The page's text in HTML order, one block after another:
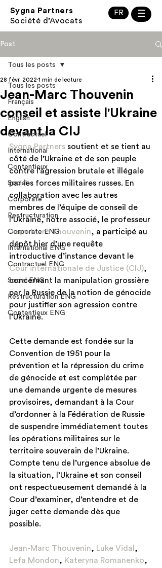
Sygna Partners
Société d’Avocats
FR ☰
Post
Tous les posts
Français
English
Contractuel
International
Contentieux
Social
Corporate
Restructuration
Corporate ENG
International ENG
Contractuel ENG
Social ENG
Restructuration ENG
Contentieux ENG
Tous les posts
Jean-Marc Thouvenin
conseil et assiste l'Ukraine
devant la CIJ
28 févr. 2022 1 min de lecture
Sygna Partners soutient et se tient au
côté de l’Ukraine et de son peuple
contre l’agression brutale et illégale
par les forces militaires russes. En
collaboration avec les autres
membres de l’équipe de conseil de
l’Ukraine, notre associé, le professeur
Jean-Marc Thouvenin, a participé au
dépôt hier d’une requête
introductive d’instance devant le
Cour internationale de Justice (CIJ),
concernant la manipulation grossière
par la Russie de la notion de génocide
pour justifier son agression contre
l’Ukraine.
Cette demande est fondée sur la
Convention de 1951 pour la
prévention et la répression du crime
de génocide et est complétée par
une demande urgente de mesures
provisoires, demandant à la Cour
d’ordonner à la Fédération de Russie
de suspendre immédiatement toutes
les opérations militaires sur le
territoire souverain de l’Ukraine.
Compte tenu de l’urgence absolue de
la situation, l’Ukraine et son conseil
ont respectueusement demandé à la
Cour d’examiner, d’entendre et de
juger cette demande dès que
possible.
Jean-Marc Thouvenin, Luke Vidal ,
Lefa Mondon, Kateryna Romanenko,